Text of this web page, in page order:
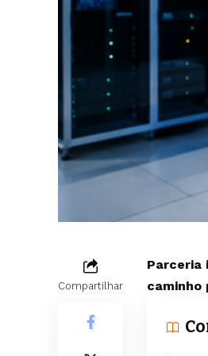
Compartilhar
Parceria
caminho